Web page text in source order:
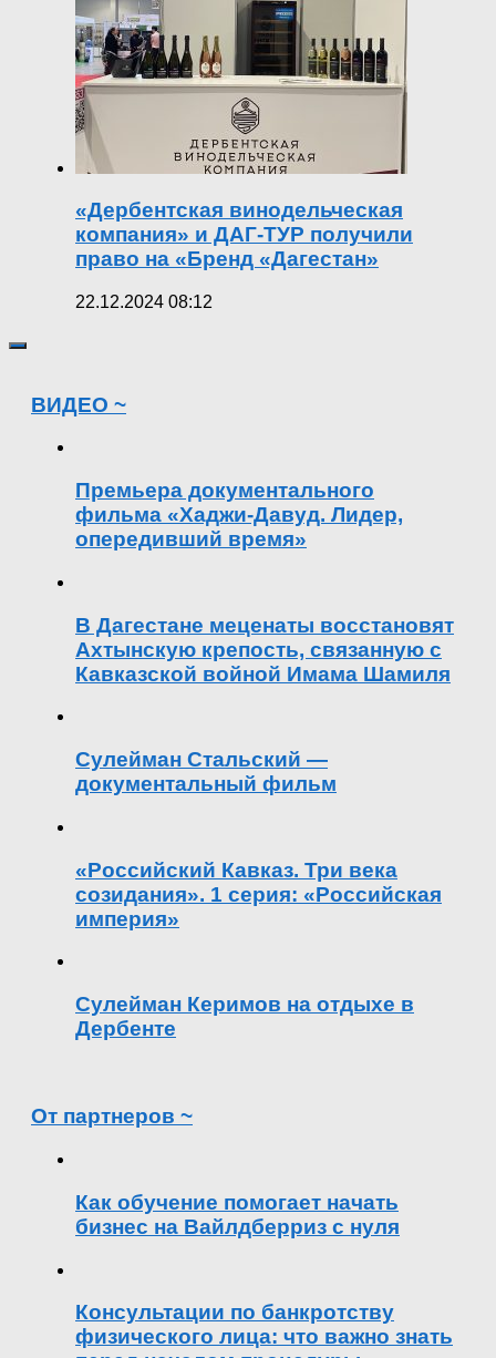
«Дербентская винодельческая
компания» и ДАГ-ТУР получили
право на «Бренд «Дагестан»
22.12.2024 08:12
ВИДЕО ~
Премьера документального
фильма «Хаджи-Давуд. Лидер,
опередивший время»
В Дагестане меценаты восстановят
Ахтынскую крепость, связанную с
Кавказской войной Имама Шамиля
Сулейман Стальский —
документальный фильм
«Российский Кавказ. Три века
созидания». 1 серия: «Российская
империя»
Сулейман Керимов на отдыхе в
Дербенте
От партнеров ~
Как обучение помогает начать
бизнес на Вайлдберриз с нуля
Консультации по банкротству
физического лица: что важно знать